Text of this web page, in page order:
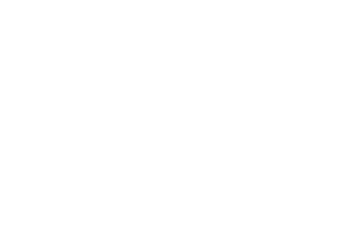
selon l’année et l’équipement.
disponibilité, options
certifiés.
POUR IMPORTER
D'OCCASION
VILLACOUBLAY